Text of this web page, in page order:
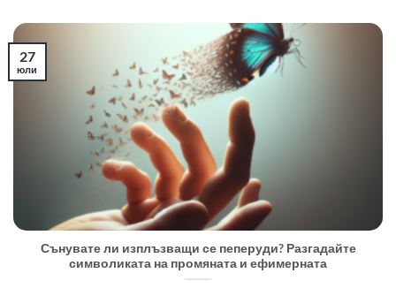
Сънувате ли изплъзващи се пеперуди? Разгадайте
символиката на промяната и ефимерната
27
юли